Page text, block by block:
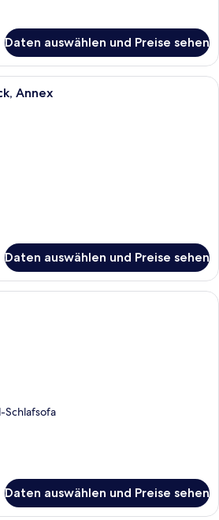
Daten auswählen und Preise sehen
Ein gemütliches Wohnzimmer mit
Annex
Daten auswählen und Preise sehen
Ein Wohnzimmer mit einem grünen
Schlafsofa
Daten auswählen und Preise sehen